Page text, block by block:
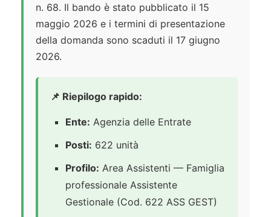
n. 68. Il bando è stato pubblicato il 15
maggio 2026 e i termini di presentazione
della domanda sono scaduti il 17 giugno
2026.
📌 Riepilogo rapido:
Ente: Agenzia delle Entrate
Posti: 622 unità
Profilo: Area Assistenti — Famiglia
professionale Assistente
Gestionale (Cod. 622 ASS GEST)